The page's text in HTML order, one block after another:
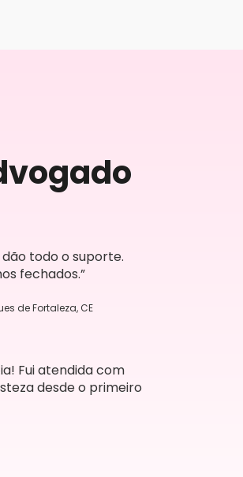
todo o suporte.
fechados.”
de Fortaleza, CE
Fui atendida com
desde o primeiro